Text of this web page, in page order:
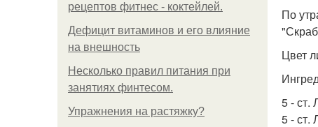
рецептов фитнес - коктейлей.
Дефицит витаминов и его влияние
на внешность
Несколько правил питания при
занятиях финтесом.
Упражнения на растяжку?
По
Цвет
5 - ст.
5 - ст.